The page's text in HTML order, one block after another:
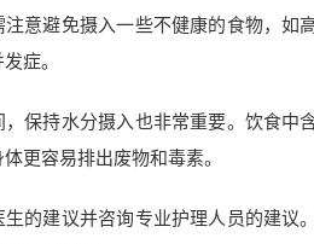
注意避免摄入一些不健康的食物，如
症。
，保持水分摄入也非常重要。饮食中
更容易排出废物和毒素。
生的建议并咨询专业护理人员的建议